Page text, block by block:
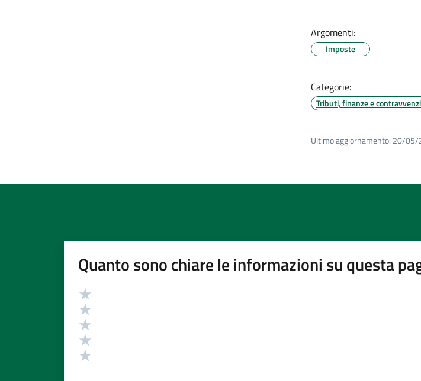
Argomenti:
Imposte
Categorie:
Tributi, finanze e
Ultimo aggiornamento: 20/05/
Quanto sono chiare le informazioni su questa
Valutazione